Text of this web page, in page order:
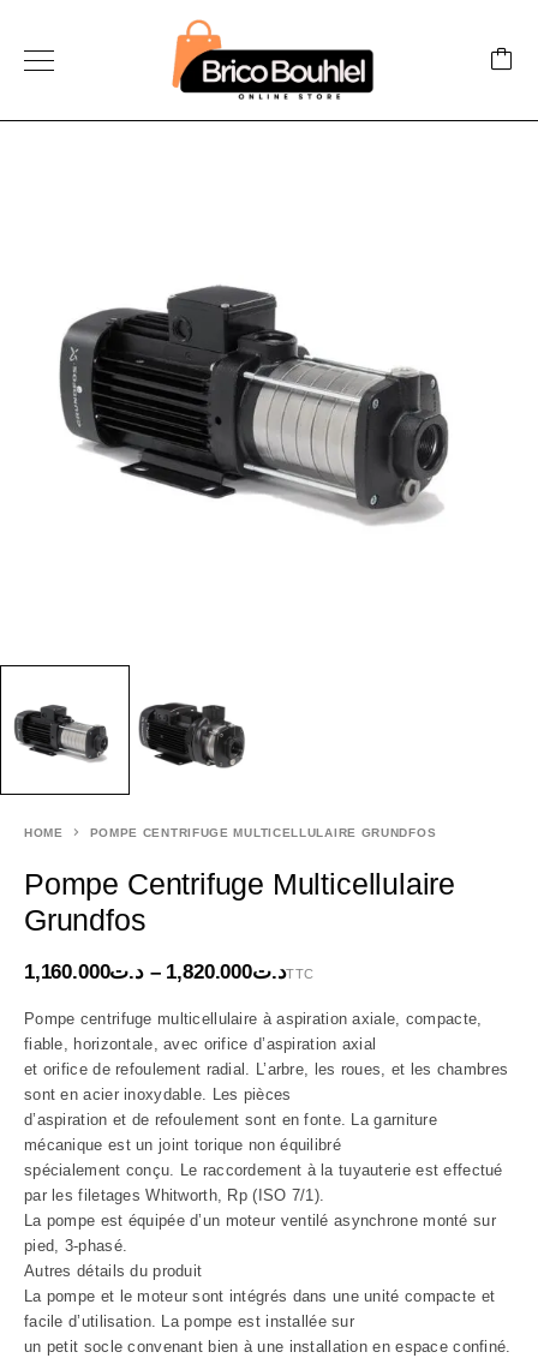
HOME POMPE CENTRIFUGE MULTICELLULAIRE GRUNDFOS
Pompe Centrifuge Multicellulaire
Grundfos
د.ت1,160.000 – د.ت1,820.000 TTC
Pompe centrifuge multicellulaire à aspiration axiale, compacte,
fiable, horizontale, avec orifice d’aspiration axial
et orifice de refoulement radial. L’arbre, les roues, et les chambres
sont en acier inoxydable. Les pièces
d’aspiration et de refoulement sont en fonte. La garniture
mécanique est un joint torique non équilibré
spécialement conçu. Le raccordement à la tuyauterie est effectué
par les filetages Whitworth, Rp (ISO 7/1).
La pompe est équipée d’un moteur ventilé asynchrone monté sur
pied, 3-phasé.
Autres détails du produit
La pompe et le moteur sont intégrés dans une unité compacte et
facile d’utilisation. La pompe est installée sur
un petit socle convenant bien à une installation en espace confiné.